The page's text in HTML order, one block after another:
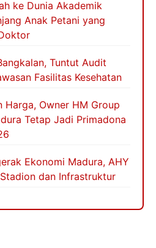
ke Dunia Akademik
Anak Petani yang
Tuntut Audit
Fasilitas Kesehatan
Harga, Owner HM Group
Tetap Jadi Primadona
Ekonomi Madura, AHY
dan Infrastruktur